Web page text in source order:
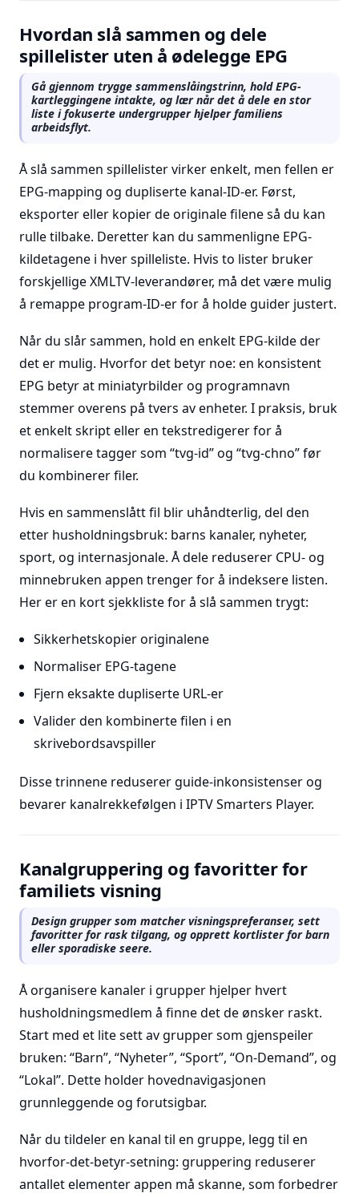
Hvordan slå sammen og dele
spillelister uten å ødelegge EPG
Gå gjennom trygge sammenslåingstrinn, hold EPG-
kartleggingene intakte, og lær når det å dele en stor
liste i fokuserte undergrupper hjelper familiens
arbeidsflyt.
Å slå sammen spillelister virker enkelt, men fellen er
EPG-mapping og dupliserte kanal-ID-er. Først,
eksporter eller kopier de originale filene så du kan
rulle tilbake. Deretter kan du sammenligne EPG-
kildetagene i hver spilleliste. Hvis to lister bruker
forskjellige XMLTV-leverandører, må det være mulig
å remappe program-ID-er for å holde guider justert.
Når du slår sammen, hold en enkelt EPG-kilde der
det er mulig. Hvorfor det betyr noe: en konsistent
EPG betyr at miniatyrbilder og programnavn
stemmer overens på tvers av enheter. I praksis, bruk
et enkelt skript eller en tekstredigerer for å
normalisere tagger som “tvg-id” og “tvg-chno” før
du kombinerer filer.
Hvis en sammenslått fil blir uhåndterlig, del den
etter husholdningsbruk: barns kanaler, nyheter,
sport, og internasjonale. Å dele reduserer CPU- og
minnebruken appen trenger for å indeksere listen.
Her er en kort sjekkliste for å slå sammen trygt:
Sikkerhetskopier originalene
Normaliser EPG-tagene
Fjern eksakte dupliserte URL-er
Valider den kombinerte filen i en
skrivebordsavspiller
Disse trinnene reduserer guide-inkonsistenser og
bevarer kanalrekkefølgen i IPTV Smarters Player.
Kanalgruppering og favoritter for
familiets visning
Design grupper som matcher visningspreferanser, sett
favoritter for rask tilgang, og opprett kortlister for barn
eller sporadiske seere.
Å organisere kanaler i grupper hjelper hvert
husholdningsmedlem å finne det de ønsker raskt.
Start med et lite sett av grupper som gjenspeiler
bruken: “Barn”, “Nyheter”, “Sport”, “On-Demand”, og
“Lokal”. Dette holder hovednavigasjonen
grunnleggende og forutsigbar.
Når du tildeler en kanal til en gruppe, legg til en
hvorfor-det-betyr-setning: gruppering reduserer
antallet elementer appen må skanne, som forbedrer